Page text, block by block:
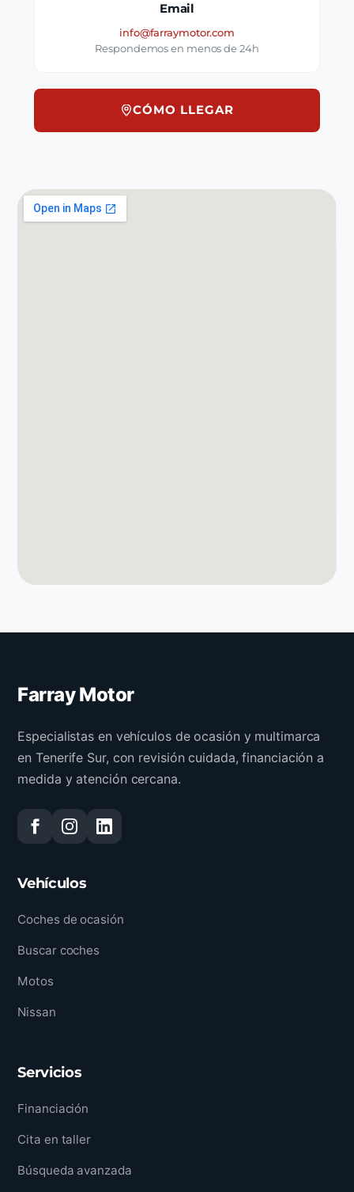
Email
info@farraymotor.com
Respondemos en menos de 24h
CÓMO LLEGAR
Farray Motor
Especialistas en vehículos de ocasión y multimarca
en Tenerife Sur, con revisión cuidada, financiación a
medida y atención cercana.
Vehículos
Coches de ocasión
Buscar coches
Motos
Nissan
Servicios
Financiación
Cita en taller
Búsqueda avanzada